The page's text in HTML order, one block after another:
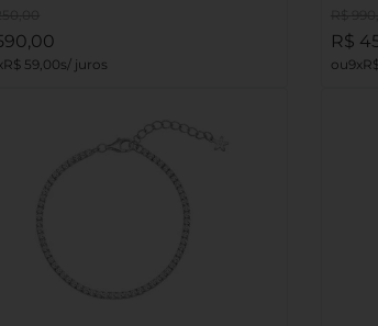
,00
R$ 59 00
R$
9